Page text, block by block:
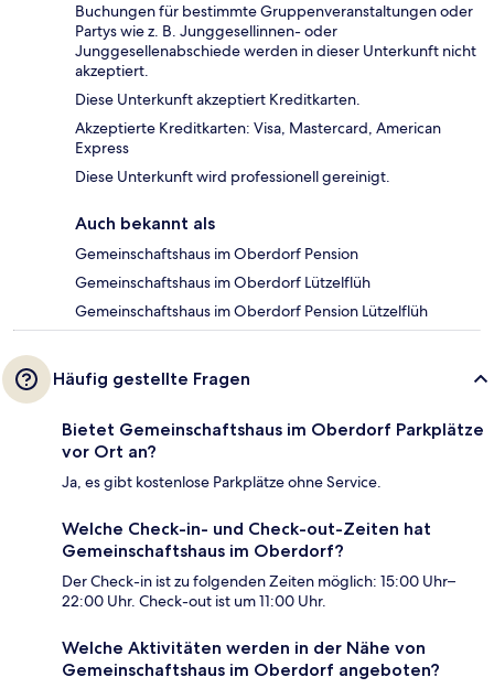
Buchungen für bestimmte Gruppenveranstaltungen oder
Partys wie z. B. Junggesellinnen- oder
Junggesellenabschiede werden in dieser Unterkunft nicht
akzeptiert.
Diese Unterkunft akzeptiert Kreditkarten.
Akzeptierte Kreditkarten: Visa, Mastercard, American
Express
Diese Unterkunft wird professionell gereinigt.
Auch bekannt als
Gemeinschaftshaus im Oberdorf Pension
Gemeinschaftshaus im Oberdorf Lützelflüh
Gemeinschaftshaus im Oberdorf Pension Lützelflüh
Häufig gestellte Fragen
Bietet Gemeinschaftshaus im Oberdorf Parkplätze
vor Ort an?
Ja, es gibt kostenlose Parkplätze ohne Service.
Welche Check-in- und Check-out-Zeiten hat
Gemeinschaftshaus im Oberdorf?
Der Check-in ist zu folgenden Zeiten möglich: 15:00 Uhr–
22:00 Uhr. Check-out ist um 11:00 Uhr.
Welche Aktivitäten werden in der Nähe von
Gemeinschaftshaus im Oberdorf angeboten?